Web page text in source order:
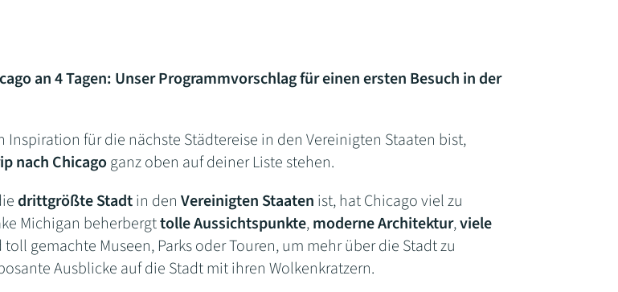
an 4 Tagen: Unser Programmvorschlag für einen ersten Besuch in der
Inspiration für die nächste Städtereise in den Vereinigten Staaten bist,
nach Chicagoganz oben auf deiner Liste stehen.
drittgrößte Stadtin den Vereinigten Staaten ist, hat Chicago viel zu
Michigan beherbergttolle Aussichtspunkte,moderne Architektur,viele
toll gemachte Museen, Parks oder Touren, um mehr über die Stadt zu
Ausblicke auf die Stadt mit ihren Wolkenkratzern.